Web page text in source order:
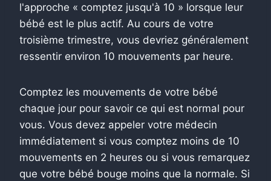
l'approche « comptez jusqu'à 10 » lorsque leur
bébé est le plus actif. Au cours de votre
troisième trimestre, vous devriez généralement
ressentir environ 10 mouvements par heure.
Comptez les mouvements de votre bébé
chaque jour pour savoir ce qui est normal pour
vous. Vous devez appeler votre médecin
immédiatement si vous comptez moins de 10
mouvements en 2 heures ou si vous remarquez
que votre bébé bouge moins que la normale. Si